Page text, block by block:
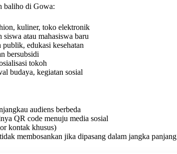
baliho di Gowa:
kuliner, toko elektronik
siswa atau mahasiswa baru
publik, edukasi kesehatan
bersubsidi
tokoh
budaya, kegiatan sosial
audiens berbeda
QR code menuju media sosial
kontak khusus)
membosankan jika dipasang dalam jangka panjang